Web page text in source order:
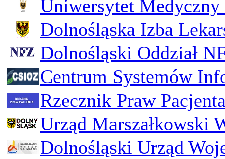
Uniwersytet
Dolnośląska Izba
Dolnośląski Oddział
Centrum Systemów
Rzecznik Praw
Urząd Marszałkowski
Dolnośląski Urząd